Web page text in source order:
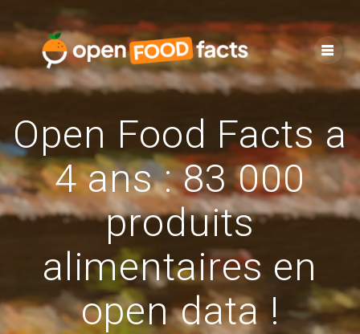
to
content
Open Food Facts a
4 ans : 83 000
produits
alimentaires en
open data !